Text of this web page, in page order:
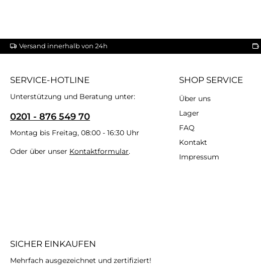
Versand innerhalb von 24h
SERVICE-HOTLINE
Unterstützung und Beratung unter:
0201 - 876 549 70
Montag bis Freitag, 08:00 - 16:30 Uhr
Oder über unser Kontaktformular.
SHOP SERVICE
Über uns
Lager
FAQ
Kontakt
Impressum
SICHER EINKAUFEN
Mehrfach ausgezeichnet und zertifiziert!